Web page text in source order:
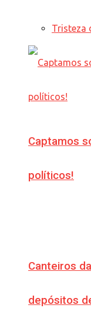
Tristeza
Captamos
políticos!
Canteiros
depósitos